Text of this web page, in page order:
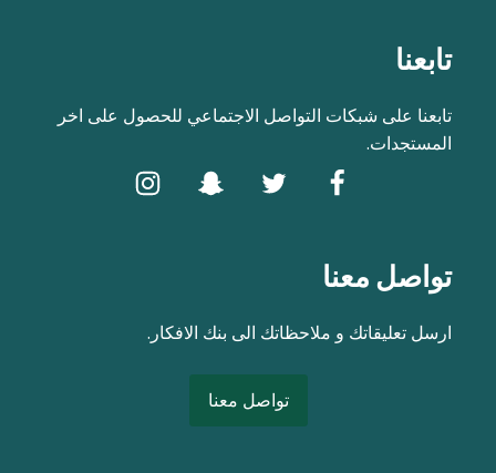
تابعنا
تابعنا على شبكات التواصل الاجتماعي للحصول على اخر
المستجدات.
تواصل معنا
ارسل تعليقاتك و ملاحظاتك الى بنك الافكار.
تواصل معنا